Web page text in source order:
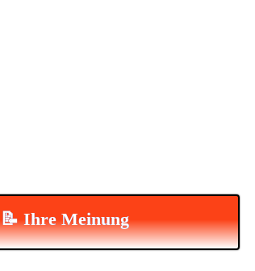
📝 Ihre Meinung